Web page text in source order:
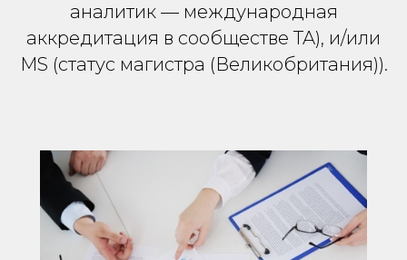
аналитик — международная
аккредитация в сообществе TA), и/или
MS (статус магистра (Великобритания)).